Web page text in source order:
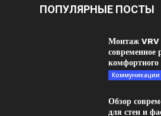
ПОПУЛЯРНЫЕ ПОСТЫ
Монтаж VRV
современное
Коммуникации
Обзор
для стен и